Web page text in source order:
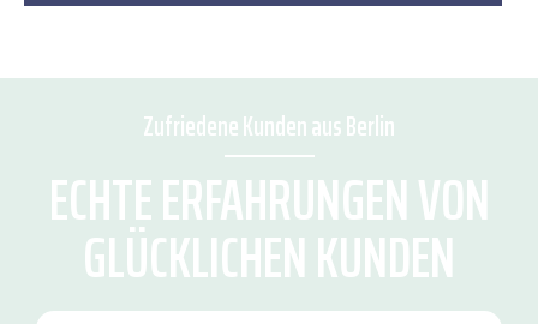
Zufriedene Kunden aus Berlin
ECHTE ERFAHRUNGEN VON
GLÜCKLICHEN KUNDEN